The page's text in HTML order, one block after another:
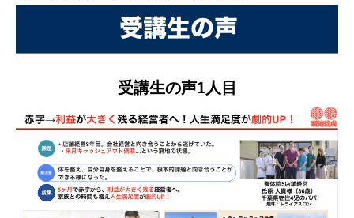
受講生の声1人目